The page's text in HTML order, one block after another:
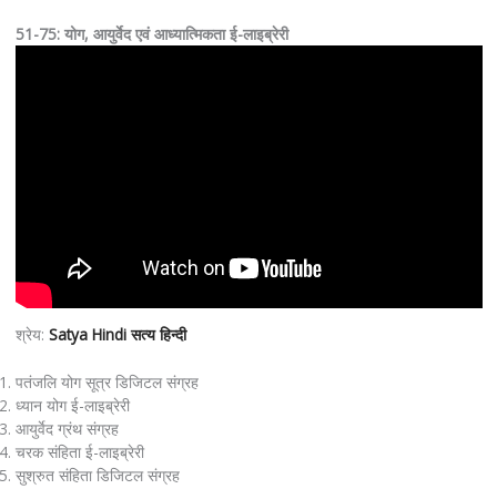
51-75: योग, आयुर्वेद एवं आध्यात्मिकता ई-लाइब्रेरी
श्रेय: Satya Hindi सत्य हिन्दी
पतंजलि योग सूत्र डिजिटल संग्रह
ध्यान योग ई-लाइब्रेरी
आयुर्वेद ग्रंथ संग्रह
चरक संहिता ई-लाइब्रेरी
सुश्रुत संहिता डिजिटल संग्रह